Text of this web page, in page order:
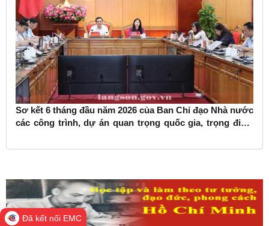
Sơ kết 6 tháng đầu năm 2026 của Ban Chỉ đạo Nhà nước
các công trình, dự án quan trọng quốc gia, trọng điểm
Đã kết nối EMC